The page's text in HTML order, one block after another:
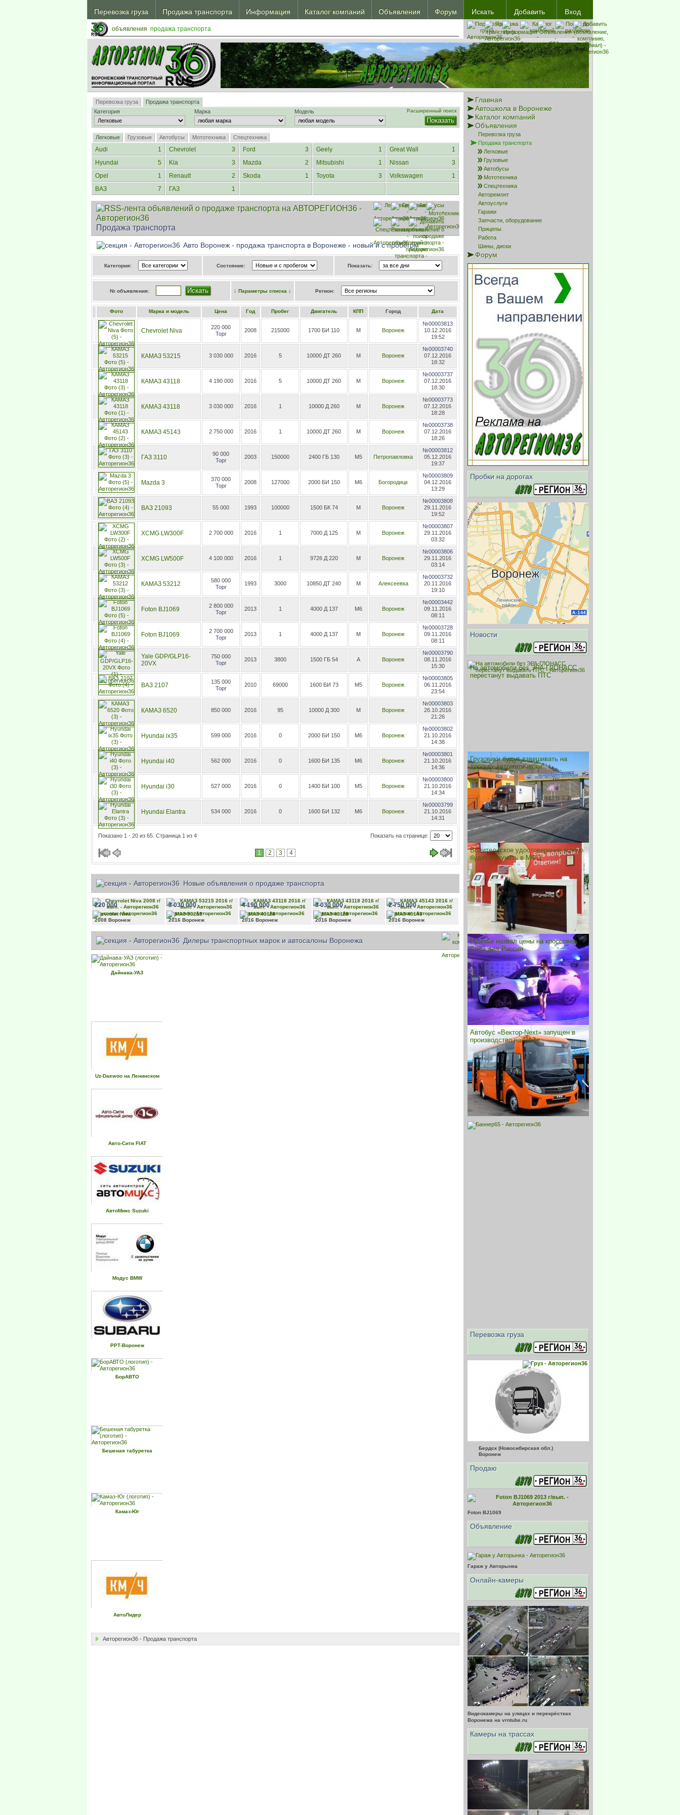
Перевозка груза
в Воронежскую обл.
Транспорт
из Воронежской обл.
в Воронежскую обл.
Продажа транспорта
В автосалонах
Информация
Шинный калькуляторКаталог компаний
Эвакуатор, спецтехникаОбъявления
Шины, диски
Форум Искать
В форуме
Добавить
Материал
Вход
объявления продажа транспорта
Перевозка груза
Продажа транспорта
Категория
Марка Модель Расширенный поиск
Легковые Грузовые Автобусы Мототехника Спецтехника
Audi 1 Chevrolet 3 Ford 3 Geely 1 Great Wall
1
Hyundai
5 Kia 3 Mazda 2 Mitsubishi 1 Nissan
3
Opel
1 Renault 2 Skoda 1 Toyota 3 Volkswagen
1
ВАЗ
7 ГАЗ 1
Продажа транспорта
Авто Воронеж - продажа транспорта в Воронеже - новый и с пробегом
Категория: Состояние: Показать:
№ объявления: ↓ Параметры списка ↓ Регион:
Фото Марка и модель Цена Год Пробег Двигатель КПП Город Дата
Chevrolet Niva
220 000
Торг
2008 215000 1700 БИ 110 М Воронеж
№00003813
10.12.2016
19:52
КАМАЗ 53215 3 030 000 2016 5 10000 ДТ 260 М Воронеж
№00003740
07.12.2016
18:32
КАМАЗ 43118 4 190 000 2016 5 10000 ДТ 260 М Воронеж
№00003737
07.12.2016
18:30
КАМАЗ 43118 3 030 000 2016 1 10000 Д 260 М Воронеж
№00003773
07.12.2016
18:28
КАМАЗ 45143 2 750 000 2016 1 10000 ДТ 260 М Воронеж
№00003738
07.12.2016
18:26
ГАЗ 3110
90 000
Торг
2003 150000 2400 ГБ 130 М5 Петропавловка
№00003812
05.12.2016
19:37
Mazda 3
370 000
Торг
2008 127000 2000 БИ 150 М6 Богородицк
№00003809
04.12.2016
13:29
ВАЗ 21093 55 000 1993 100000 1500 БК 74 М Воронеж
№00003808
29.11.2016
19:52
XCMG LW300F 2 700 000 2016 1 7000 Д 125 М Воронеж
№00003807
29.11.2016
03:32
XCMG LW500F 4 100 000 2016 1 9726 Д 220 М Воронеж
№00003806
29.11.2016
03:14
КАМАЗ 53212
580 000
Торг
1993 3000 10850 ДТ 240 М Алексеевка
№00003732
20.11.2016
19:10
Foton BJ1069
2 800 000
Торг
2013 1 4000 Д 137 М6 Воронеж
№00003442
09.11.2016
08:11
Foton BJ1069
2 700 000
Торг
2013 1 4000 Д 137 М Воронеж
№00003728
09.11.2016
08:11
Yale GDP/GLP16-
20VX
750 000
Торг
2013 3800 1500 ГБ 54 А Воронеж
№00003790
08.11.2016
15:30
ВАЗ 2107
135 000
Торг
2010 69000 1600 БИ 73 М5 Воронеж
№00003805
06.11.2016
23:54
КАМАЗ 6520 850 000 2016 95 10000 Д 300 М Воронеж
№00003803
26.10.2016
21:26
Hyundai ix35 599 000 2016 0 2000 БИ 150 М6 Воронеж
№00003802
21.10.2016
14:38
Hyundai i40 562 000 2016 0 1600 БИ 135 М6 Воронеж
№00003801
21.10.2016
14:36
Hyundai i30 527 000 2016 0 1400 БИ 100 М5 Воронеж
№00003800
21.10.2016
14:34
Hyundai Elantra 534 000 2016 0 1600 БИ 132 М6 Воронеж
№00003799
21.10.2016
14:31
Показать на странице:
Показано 1 - 20 из 65. Страница 1 из 4
1 2 3 4
Новые объявления о продаже транспорта
220 000
Chevrolet Niva
2008 Воронеж
3 030 000
КАМАЗ 53215
2016 Воронеж
4 190 000
КАМАЗ 43118
2016 Воронеж
3 030 000
КАМАЗ 43118
2016 Воронеж
2 750 000
КАМАЗ 45143
2016 Воронеж
Дилеры транспортных марок и автосалоны Воронежа
Дайнава-УАЗ
Uz-Daewoo на Ленинском
Авто-Сити FIAT
АвтоМикс Suzuki
Модус BMW
РРТ-Воронеж
БорАВТО
Бешеная табуретка
Камаз-Юг
АвтоЛидер
Авторегион36 - Продажа транспорта
Главная
Автошкола в Воронеже
Каталог компаний
Объявления
Перевозка груза
Продажа транспорта
Легковые
Грузовые
Автобусы
Мототехника
Спецтехника
Авторемонт
Автоуслуги
Гаражи
Запчасти, оборудование
Прицепы
Работа
Шины, диски
Форум
Пробки на дорогах
Новости
На автомобили без ЭРА-ГЛОНАСС
перестанут выдавать ПТС
Грузовики будут взвешивать на
дорогах автоматически
Водительское удостоверение можно
будет получить в МФЦ
Hyundai назвал цены на кроссовер
Creta для России
Автобус «Вектор-Next» запущен в
производство на ПАЗе
Перевозка груза
Бердск (Новосибирская обл.)
Воронеж
Продаю
Foton BJ1069
Объявление
Гараж у Авторынка
Онлайн-камеры
Видеокамеры на улицах и перекрёстках
Воронежа на vrntube.ru
Камеры на трассах